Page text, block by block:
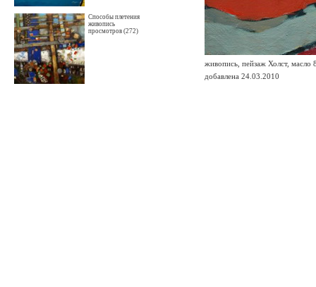
Способы плетения
живопись
просмотров (272)
живопись, пейзаж Холст, масло
добавлена 24.03.2010